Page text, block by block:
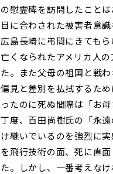
の慰霊碑を訪問したこと
目に合わされた被害者意
広島長崎に弔問にきても
亡くなられたアメリカ人
た。また父母の祖国と戦
偏見と差別を払拭するた
ったのに死ぬ間際は「お
丁度、百田尚樹氏の「永
け継いでいるのを強烈に
を飛行技術の面、死に直
た。しかし、一番考えな